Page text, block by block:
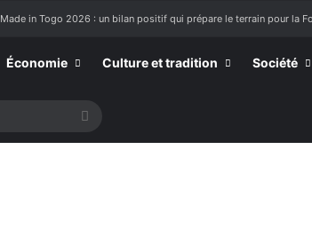
Made in Togo 2026 : un bilan positif qui prépare le terrain pour la
Économie Culture et tradition Société
Rechercher